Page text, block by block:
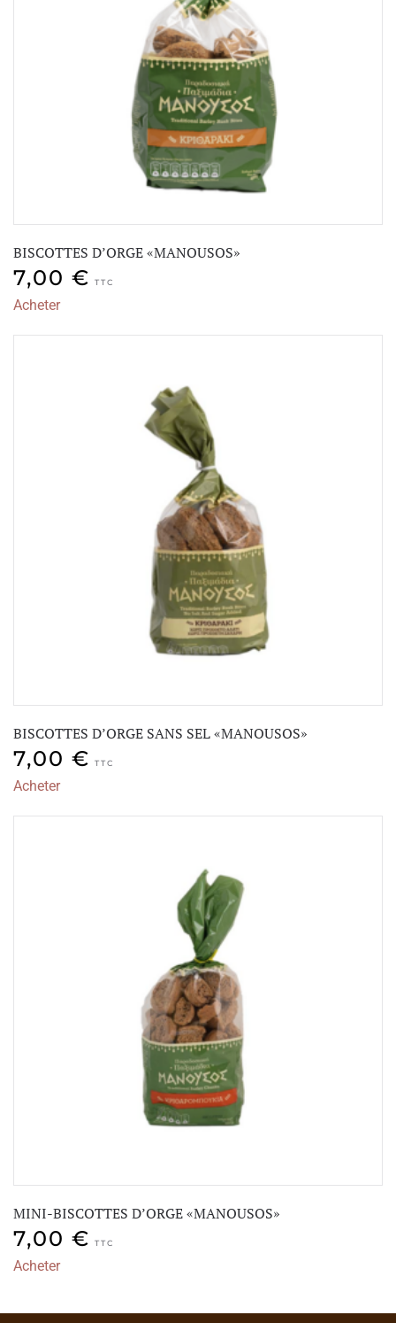
BISCOTTES D’ORGE «MANOUSOS»
7,00 € TTC
Acheter
BISCOTTES D’ORGE SANS SEL «MANOUSOS»
7,00 € TTC
Acheter
MINI-BISCOTTES D’ORGE «MANOUSOS»
7,00 € TTC
Acheter